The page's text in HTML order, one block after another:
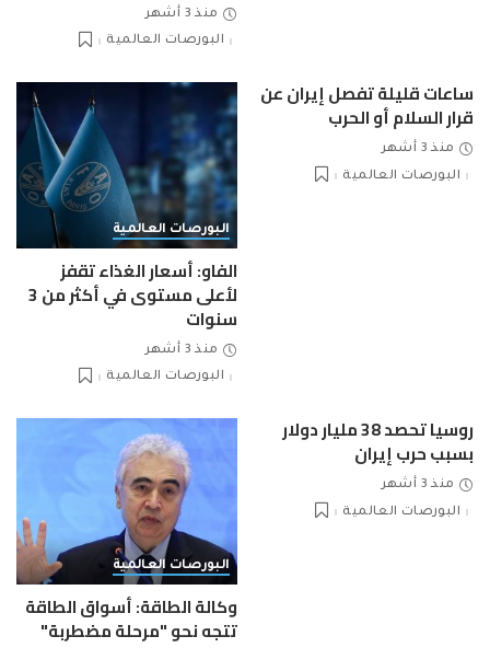
منذ 3 أشهر
البورصات العالمية
ساعات قليلة تفصل إيران عن
قرار السلام أو الحرب
منذ 3 أشهر
البورصات العالمية
البورصات العالمية
الفاو: أسعار الغذاء تقفز
لأعلى مستوى في أكثر من 3
سنوات
منذ 3 أشهر
البورصات العالمية
روسيا تحصد 38 مليار دولار
بسبب حرب إيران
منذ 3 أشهر
البورصات العالمية
البورصات العالمية
وكالة الطاقة: أسواق الطاقة
تتجه نحو "مرحلة مضطربة"